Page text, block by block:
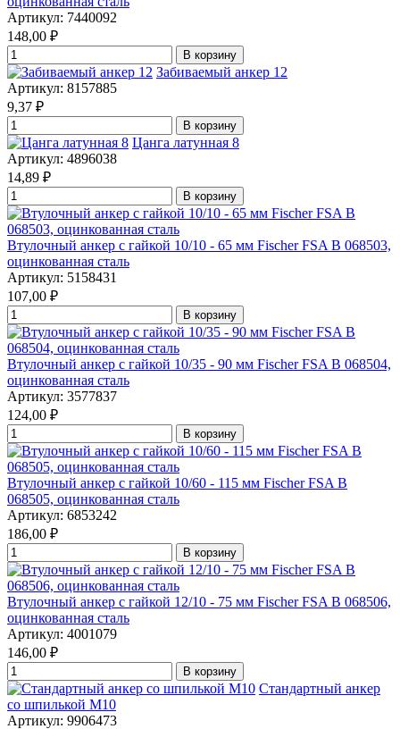
Артикул: 7440092
148,00 ₽
В корзину
Забиваемый анкер 12
Артикул: 8157885
9,37 ₽
В корзину
Цанга латунная 8
Артикул: 4896038
14,89 ₽
В корзину
Втулочный анкер с гайкой 10/10 - 65 мм Fischer FSA B 068503,
оцинкованная сталь
Артикул: 5158431
107,00 ₽
В корзину
Втулочный анкер с гайкой 10/35 - 90 мм Fischer FSA B 068504,
оцинкованная сталь
Артикул: 3577837
124,00 ₽
В корзину
Втулочный анкер с гайкой 10/60 - 115 мм Fischer FSA B
068505, оцинкованная сталь
Артикул: 6853242
186,00 ₽
В корзину
Втулочный анкер с гайкой 12/10 - 75 мм Fischer FSA B 068506,
оцинкованная сталь
Артикул: 4001079
146,00 ₽
В корзину
Стандартный анкер
со шпилькой М10
Артикул: 9906473